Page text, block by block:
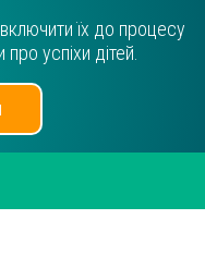
їх до процесу
успіхи дітей.